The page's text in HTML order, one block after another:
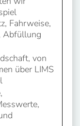
Fahrweise,
Abfüllung
von
über LIMS